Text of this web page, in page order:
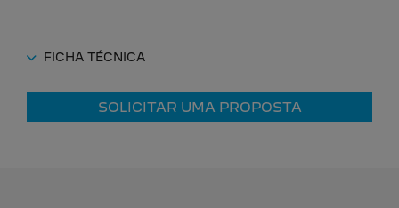
FICHA TÉCNICA
SOLICITAR UMA PROPOSTA